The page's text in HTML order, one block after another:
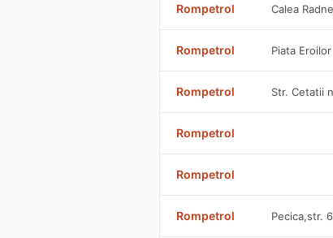
Rompetrol Calea
Rompetrol Piata
Rompetrol Str. Cetatii
Rompetrol
Rompetrol
Rompetrol Pecica,str.